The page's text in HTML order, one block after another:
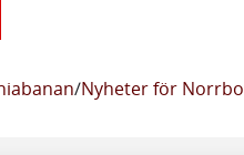
/Nyheter för